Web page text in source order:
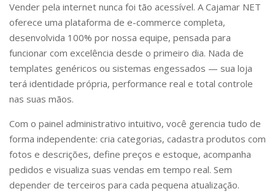
Vender pela internet nunca foi tão acessível. A Cajamar NET
oferece uma plataforma de e-commerce completa,
desenvolvida 100% por nossa equipe, pensada para
funcionar com excelência desde o primeiro dia. Nada de
templates genéricos ou sistemas engessados — sua loja
terá identidade própria, performance real e total controle
nas suas mãos.
Com o painel administrativo intuitivo, você gerencia tudo de
forma independente: cria categorias, cadastra produtos com
fotos e descrições, define preços e estoque, acompanha
pedidos e visualiza suas vendas em tempo real. Sem
depender de terceiros para cada pequena atualização.